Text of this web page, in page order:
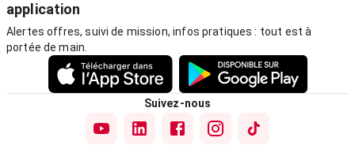
application
Alertes offres, suivi de mission, infos pratiques : tout est à
portée de main.
Suivez-nous